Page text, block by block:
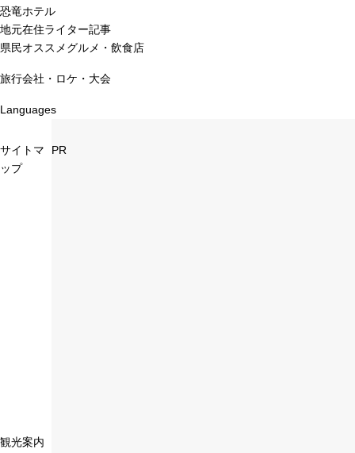
恐竜ホテル
地元在住ライター記事
県民オススメグルメ・飲食店
旅行会社・ロケ・大会
Languages
サイトマ
ップ
観光案内
PR